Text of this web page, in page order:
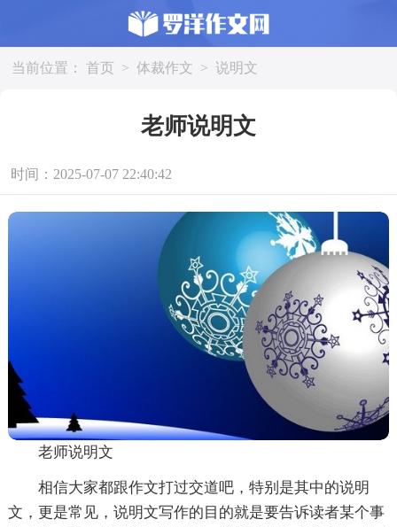
当前位置： 首页 > 体裁作文 > 说明文
老师说明文
时间：2025-07-07 22:40:42
老师说明文
相信大家都跟作文打过交道吧，特别是其中的说明
文，更是常见，说明文写作的目的就是要告诉读者某个事